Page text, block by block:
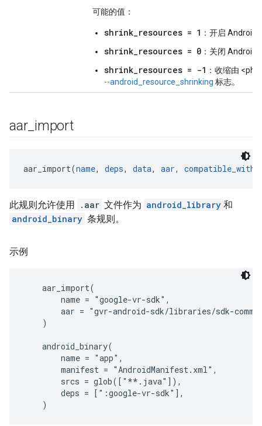
可能的值：
shrink_resources = 1 ：开启 Android
shrink_resources = 0 ：关闭 Android
shrink_resources = -1 ：收缩由 <ph
--android_resource_shrinking 标志。
aar_ import
aar_import(name, deps, data, aar, compatible_with
此规则允许使用 .aar 文件作为 android_library 和
android_binary 条规则。
示例
    aar_import(
        name = "google-vr-sdk",
aar = "gvr-android-sdk/libraries/sdk-
    )
    android_binary(
        name = "app",
        manifest = "AndroidManifest.xml",
        srcs = glob(["**.java"]),
        deps = [":google-vr-sdk"],